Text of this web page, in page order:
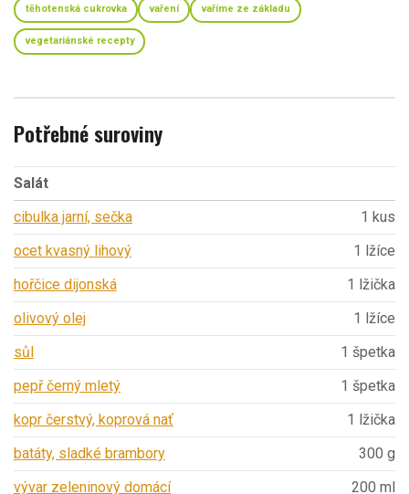
těhotenská cukrovka vaření vaříme ze základu
vegetariánské recepty
Potřebné suroviny
Salát
cibulka jarní, sečka
1 kus
ocet kvasný lihový
1 lžíce
hořčice dijonská
1 lžička
olivový olej
1 lžíce
sůl
1 špetka
pepř černý mletý
1 špetka
kopr čerstvý, koprová nať
1 lžička
batáty, sladké brambory
300 g
vývar zeleninový domácí
200 ml